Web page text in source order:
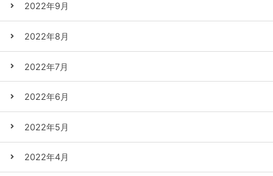
2022年9月
2022年8月
2022年7月
2022年6月
2022年5月
2022年4月